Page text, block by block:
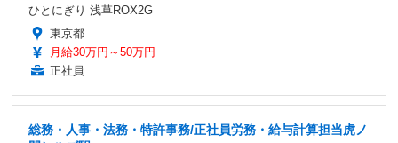
ひとにぎり 浅草ROX2G
東京都
月給30万円～50万円
正社員
総務・人事・法務・特許事務/正社員労務・給与計算担当虎ノ